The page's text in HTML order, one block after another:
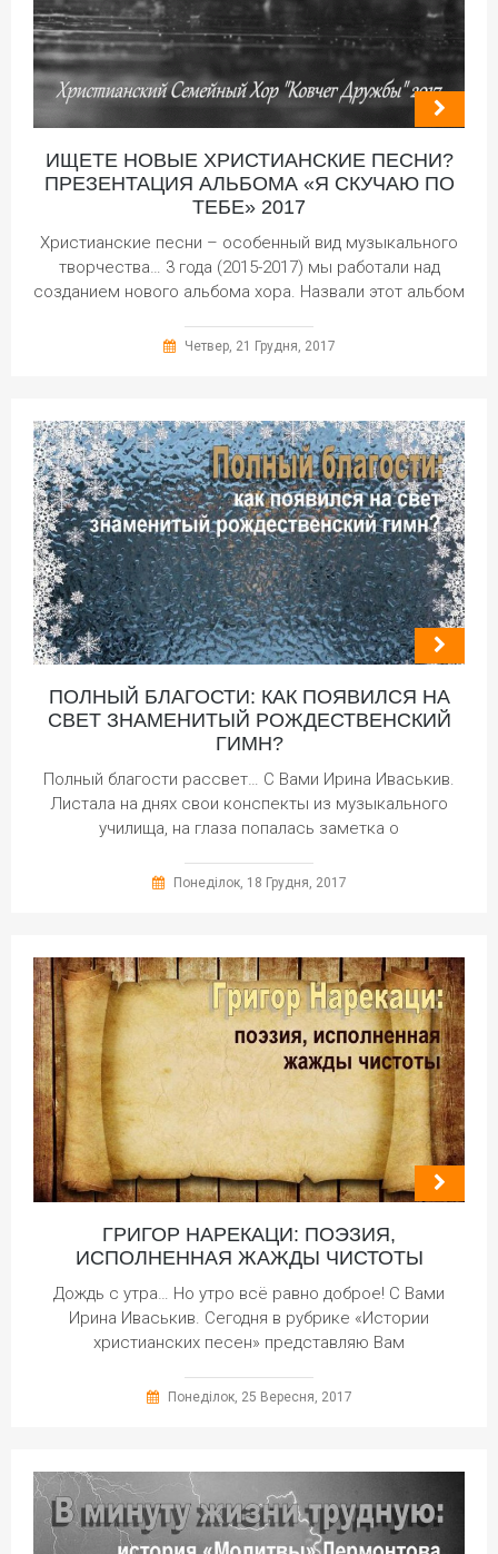
ИЩЕТЕ НОВЫЕ ХРИСТИАНСКИЕ ПЕСНИ?
ПРЕЗЕНТАЦИЯ АЛЬБОМА «Я СКУЧАЮ ПО
ТЕБЕ» 2017
Христианские песни – особенный вид музыкального
творчества… 3 года (2015-2017) мы работали над
созданием нового альбома хора. Назвали этот альбом
Четвер, 21 Грудня, 2017
ПОЛНЫЙ БЛАГОСТИ: КАК ПОЯВИЛСЯ НА
СВЕТ ЗНАМЕНИТЫЙ РОЖДЕСТВЕНСКИЙ
ГИМН?
Полный благости рассвет… С Вами Ирина Иваськив.
Листала на днях свои конспекты из музыкального
училища, на глаза попалась заметка о
Понеділок, 18 Грудня, 2017
ГРИГОР НАРЕКАЦИ: ПОЭЗИЯ,
ИСПОЛНЕННАЯ ЖАЖДЫ ЧИСТОТЫ
Дождь с утра… Но утро всё равно доброе! С Вами
Ирина Иваськив. Сегодня в рубрике «Истории
христианских песен» представляю Вам
Понеділок, 25 Вересня, 2017